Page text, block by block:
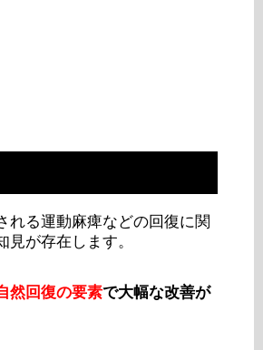
れる運動麻痺などの回復に関
見が存在します。
然回復の要素で大幅な改善が